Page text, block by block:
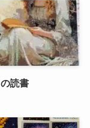
読書